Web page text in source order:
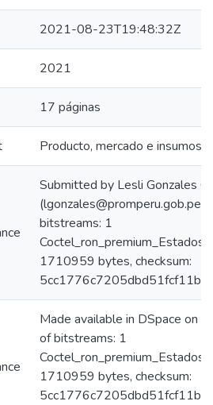
2021-08-23T19:48:32Z
2021
17 páginas
Producto, mercado e insumos
Submitted by Lesli Gonzales
bitstreams: 1
1710959 bytes, checksum:
Made available in DSpace on
of bitstreams: 1
1710959 bytes, checksum: